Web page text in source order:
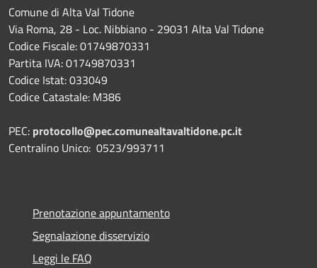
Comune di Alta Val Tidone
Via Roma, 28 - Loc. Nibbiano - 29031 Alta Val Tidone
Codice Fiscale: 01749870331
Partita IVA: 01749870331
Codice Istat: 033049
Codice Catastale: M386
PEC: protocollo@pec.comunealtavaltidone.pc.it
Centralino Unico: 0523/993711
Prenotazione appuntamento
Segnalazione disservizio
Leggi le FAQ